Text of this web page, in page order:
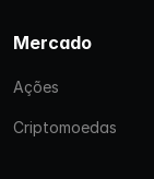
Mercado
Ações
Criptomoedas